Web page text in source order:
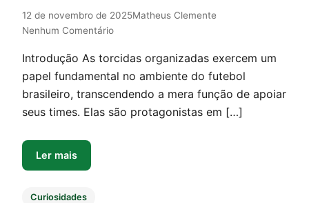
12 de novembro de 2025Matheus Clemente
Nenhum Comentário
Introdução As torcidas organizadas exercem um
papel fundamental no ambiente do futebol
brasileiro, transcendendo a mera função de apoiar
seus times. Elas são protagonistas em […]
Ler mais
Curiosidades